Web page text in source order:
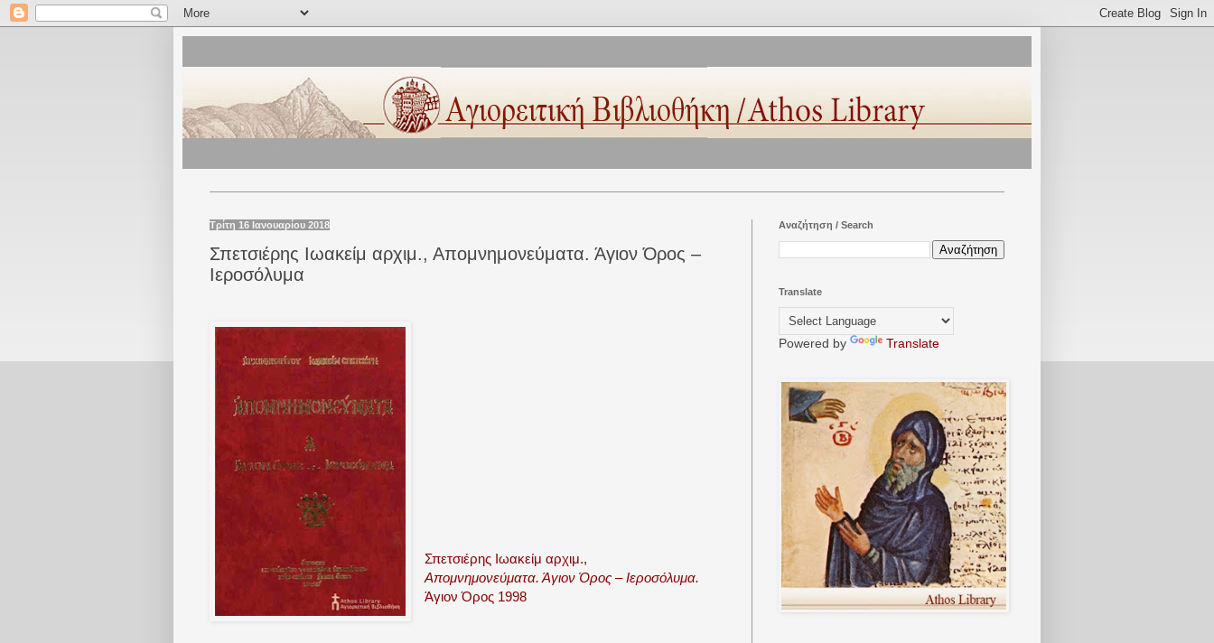
Τρίτη 16 Ιανουαρίου 2018
Σπετσιέρης Ιωακείμ αρχιμ., Απομνημονεύματα. Άγιον Όρος –
Ιεροσόλυμα
Σπετσιέρης Ιωακείμ αρχιμ.,
Απομνημονεύματα. Άγιον Όρος – Ιεροσόλυμα.
Άγιον Όρος 1998
Αναζήτηση / Search
Translate
Powered by Translate